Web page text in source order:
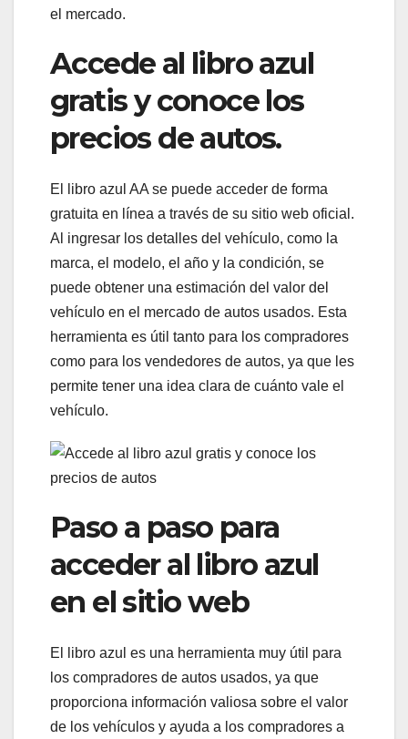
el mercado.
Accede al libro azul
gratis y conoce los
precios de autos.
El libro azul AA se puede acceder de forma
gratuita en línea a través de su sitio web oficial.
Al ingresar los detalles del vehículo, como la
marca, el modelo, el año y la condición, se
puede obtener una estimación del valor del
vehículo en el mercado de autos usados. Esta
herramienta es útil tanto para los compradores
como para los vendedores de autos, ya que les
permite tener una idea clara de cuánto vale el
vehículo.
Paso a paso para
acceder al libro azul
en el sitio web
El libro azul es una herramienta muy útil para
los compradores de autos usados, ya que
proporciona información valiosa sobre el valor
de los vehículos y ayuda a los compradores a